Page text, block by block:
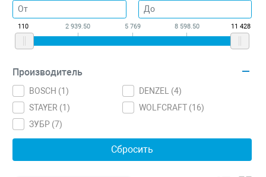
110 2 939.50 5 769 8 598.50 11 428
Производитель
BOSCH (1 ) DENZEL (4)
STAYER (1 ) WOLFCRAFT (16)
ЗУБР (7)